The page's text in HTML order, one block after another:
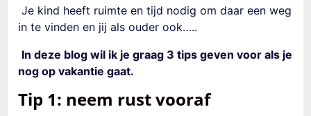
Je kind heeft ruimte en tijd nodig om daar een weg
in te vinden en jij als ouder ook…..
In deze blog wil ik je graag 3 tips geven voor als je
nog op vakantie gaat.
Tip 1: neem rust vooraf